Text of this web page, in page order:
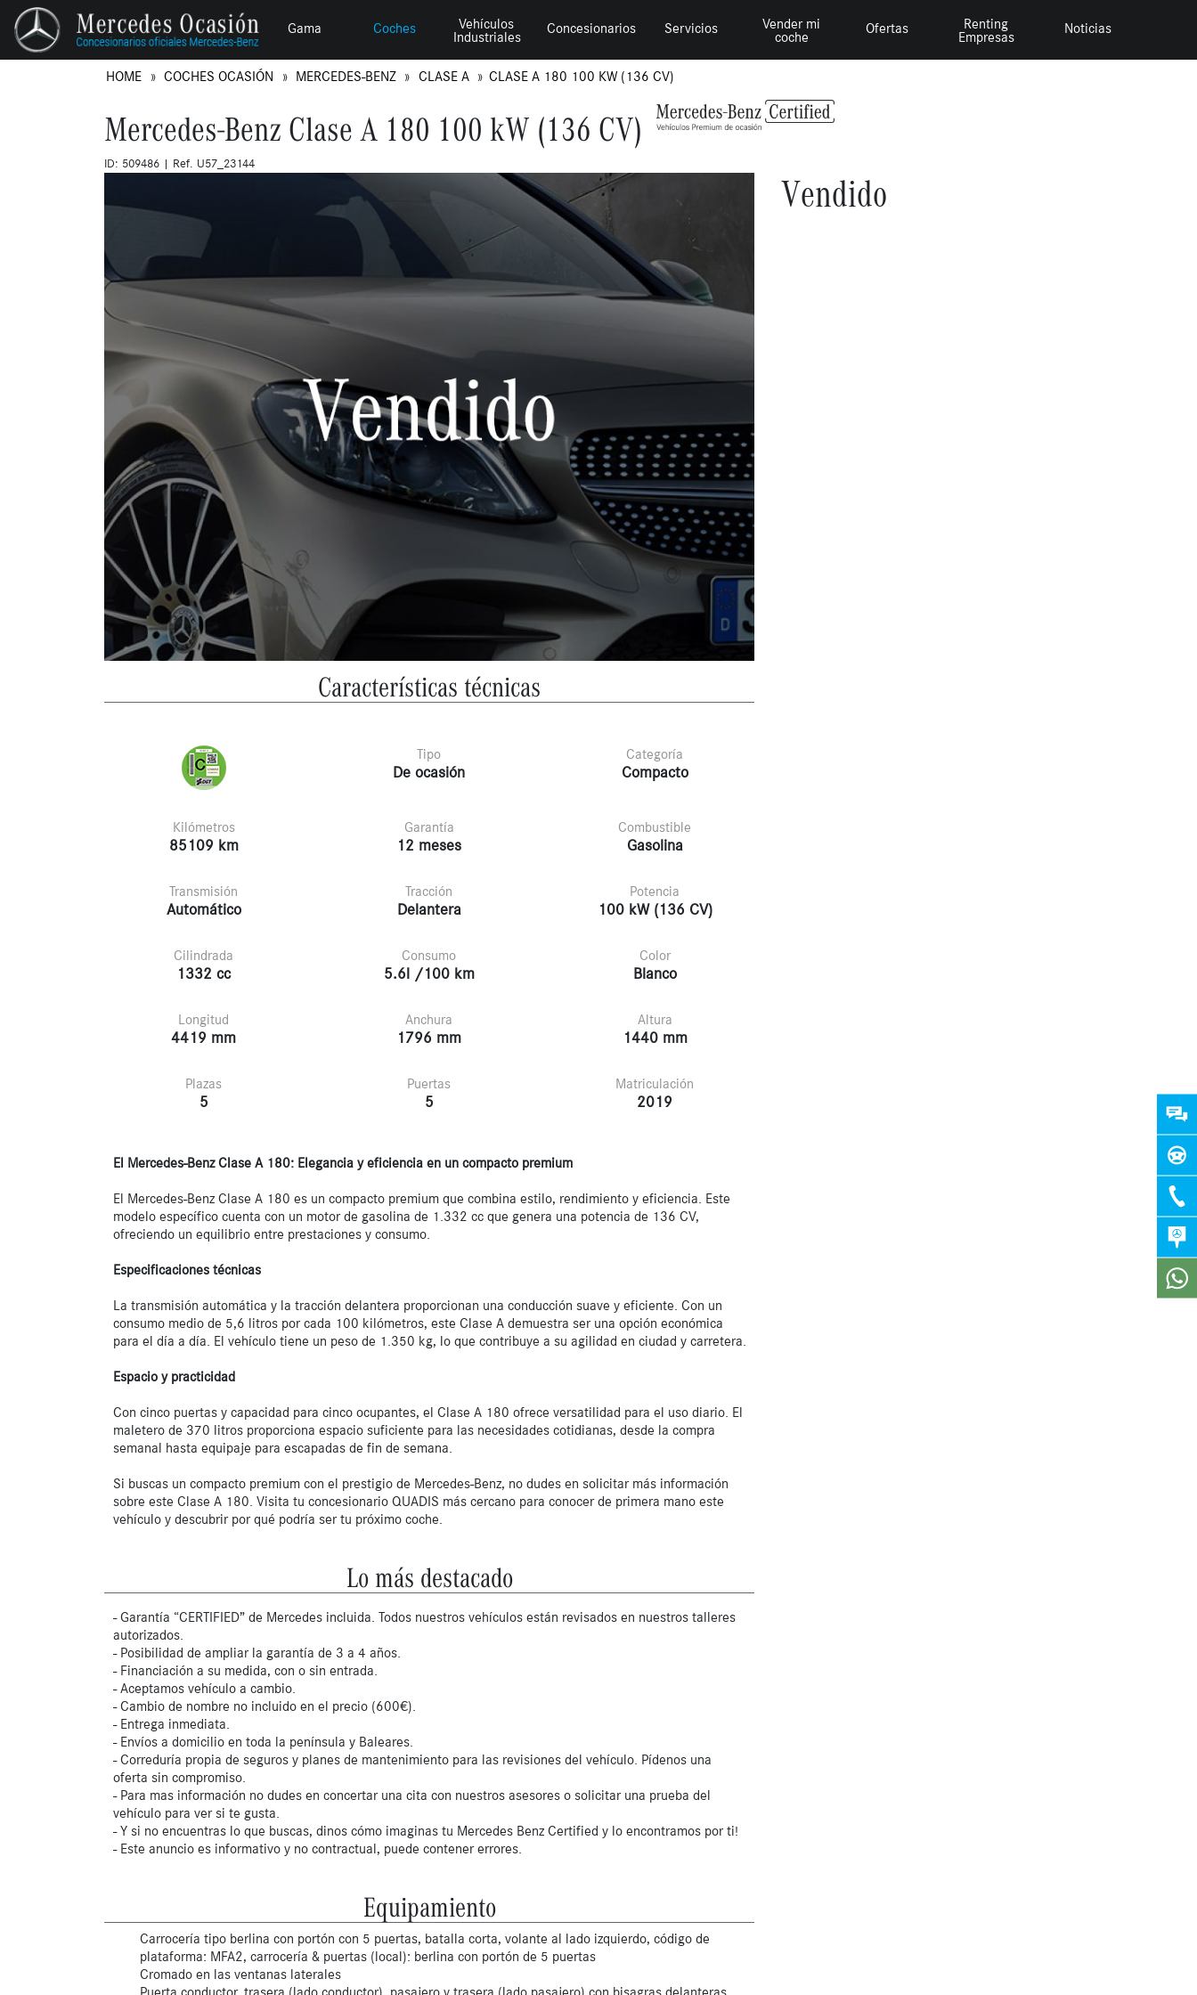
Gama Coches Vehículos
Industriales
Concesionarios Servicios Vender mi
coche
Ofertas Renting
Empresas
Noticias
HOME COCHES OCASIÓN MERCEDES-BENZ CLASE A CLASE A 180 100 KW (136 CV)
Mercedes-Benz Clase A 180 100 kW (136 CV)
ID: 509486 | Ref. U57_23144
Características técnicas
Tipo
De ocasión
Categoría
Compacto
Kilómetros
85109 km
Garantía
12 meses
Combustible
Gasolina
Transmisión
Automático
Tracción
Delantera
Potencia
100 kW (136 CV)
Cilindrada
1332 cc
Consumo
5.6l /100 km
Color
Blanco
Longitud
4419 mm
Anchura
1796 mm
Altura
1440 mm
Plazas
5
Puertas
5
Matriculación
2019
El Mercedes-Benz Clase A 180: Elegancia y eficiencia en un compacto premium
El Mercedes-Benz Clase A 180 es un compacto premium que combina estilo, rendimiento y eficiencia. Este
modelo específico cuenta con un motor de gasolina de 1.332 cc que genera una potencia de 136 CV,
ofreciendo un equilibrio entre prestaciones y consumo.
Especificaciones técnicas
La transmisión automática y la tracción delantera proporcionan una conducción suave y eficiente. Con un
consumo medio de 5,6 litros por cada 100 kilómetros, este Clase A demuestra ser una opción económica
para el día a día. El vehículo tiene un peso de 1.350 kg, lo que contribuye a su agilidad en ciudad y carretera.
Espacio y practicidad
Con cinco puertas y capacidad para cinco ocupantes, el Clase A 180 ofrece versatilidad para el uso diario. El
maletero de 370 litros proporciona espacio suficiente para las necesidades cotidianas, desde la compra
semanal hasta equipaje para escapadas de fin de semana.
Si buscas un compacto premium con el prestigio de Mercedes-Benz, no dudes en solicitar más información
sobre este Clase A 180. Visita tu concesionario QUADIS más cercano para conocer de primera mano este
vehículo y descubrir por qué podría ser tu próximo coche.
Lo más destacado
- Garantía “CERTIFIED” de Mercedes incluida. Todos nuestros vehículos están revisados en nuestros talleres
autorizados.
- Posibilidad de ampliar la garantía de 3 a 4 años.
- Financiación a su medida, con o sin entrada.
- Aceptamos vehículo a cambio.
- Cambio de nombre no incluido en el precio (600€).
- Entrega inmediata.
- Envíos a domicilio en toda la península y Baleares.
- Correduría propia de seguros y planes de mantenimiento para las revisiones del vehículo. Pídenos una
oferta sin compromiso.
- Para mas información no dudes en concertar una cita con nuestros asesores o solicitar una prueba del
vehículo para ver si te gusta.
- Y si no encuentras lo que buscas, dinos cómo imaginas tu Mercedes Benz Certified y lo encontramos por ti!
- Este anuncio es informativo y no contractual, puede contener errores.
Equipamiento
Carrocería tipo berlina con portón con 5 puertas, batalla corta, volante al lado izquierdo, código de
plataforma: MFA2, carrocería & puertas (local): berlina con portón de 5 puertas
Cromado en las ventanas laterales
Vendido